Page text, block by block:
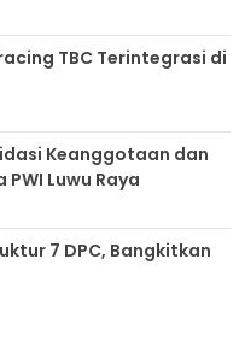
TBC Terintegrasi di
Keanggotaan dan
Luwu Raya
7 DPC, Bangkitkan